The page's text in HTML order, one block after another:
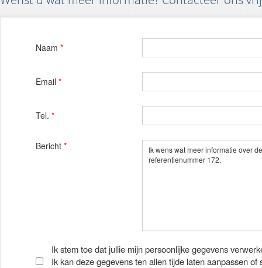
Naam *
Email *
Tel. *
Bericht *
Ik stem toe dat jullie mijn persoonlijke gegevens
Ik kan deze gegevens ten allen tijde laten aanpassen of